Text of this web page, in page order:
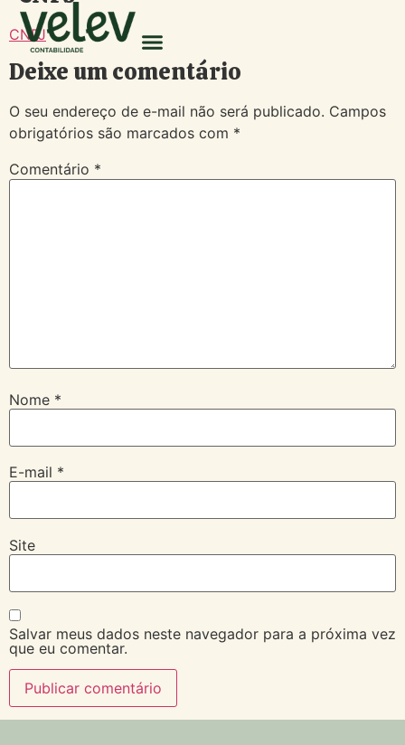
CNPJ
Deixe um comentário
O seu endereço de e-mail não será publicado. Campos
obrigatórios são marcados com *
Comentário *
Nome *
E-mail *
Site
Salvar meus dados neste navegador para a próxima vez
que eu comentar.